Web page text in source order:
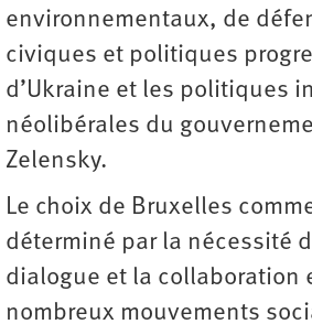
environnementaux, de
civiques et politiques
d’Ukraine et les politiques
néolibérales du
Zelensky.
Le choix de Bruxelles
déterminé par la nécessité
dialogue et la collaboration
nombreux mouvements